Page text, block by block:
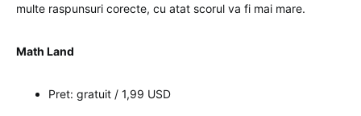
multe raspunsuri corecte, cu atat scorul va fi mai mare.
Math Land
Pret: gratuit / 1,99 USD